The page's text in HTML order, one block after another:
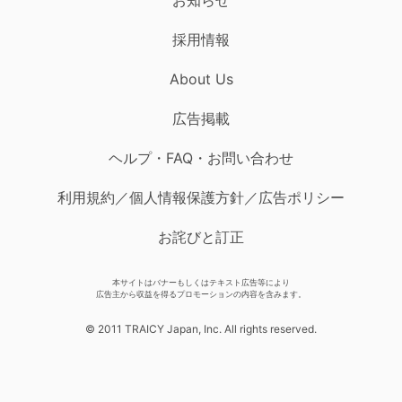
採用情報
About Us
広告掲載
ヘルプ・FAQ・お問い合わせ
利用規約／個人情報保護方針／広告ポリシー
お詫びと訂正
本サイトはバナーもしくはテキスト広告等により
広告主から収益を得るプロモーションの内容を含みます。
© 2011 TRAICY Japan, Inc. All rights reserved.